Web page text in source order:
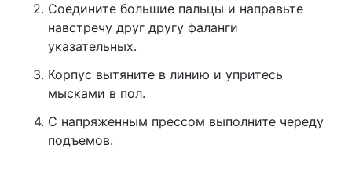
Соедините большие пальцы и направьте
навстречу друг другу фаланги
указательных.
Корпус вытяните в линию и упритесь
мысками в пол.
С напряженным прессом выполните череду
подъемов.